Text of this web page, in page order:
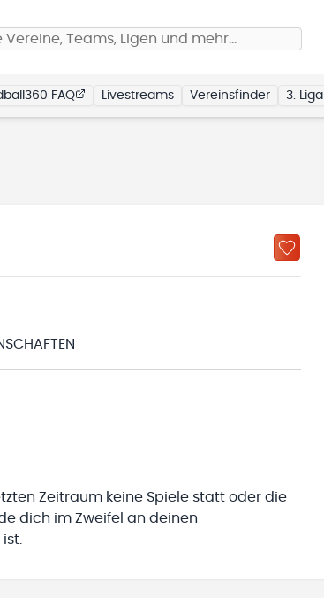
Vereine, Teams, Ligen und mehr…
FAQ Livestreams Vereinsfinder 3. Liga
Zeitraum keine Spiele statt oder die
dich im Zweifel an deinen